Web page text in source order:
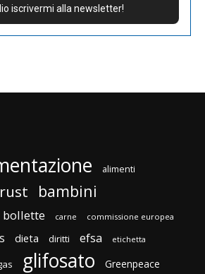
alimenti
bambini
bollette carne commissione europea
dieta diritti efsa etichetta
glifosato Greenpeace